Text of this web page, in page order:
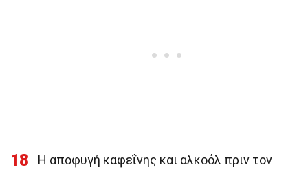
18
Η αποφυγή καφεΐνης και αλκοόλ πριν τον